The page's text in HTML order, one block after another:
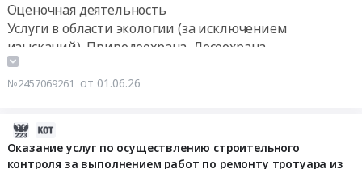
Оценочная деятельность
Услуги в области экологии (за исключением
изысканий), Природоохрана, Лесоохрана
№2457069261 от 01.06.26
Оказание услуг по осуществлению строительного
контроля за выполнением работ по ремонту тротуара из